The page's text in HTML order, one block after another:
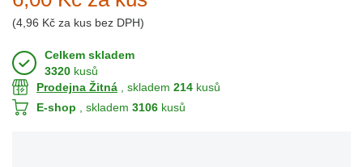
(4,96 Kč za kus bez DPH)
Celkem skladem
3320 kusů
Prodejna Žitná , skladem 214 kusů
E-shop , skladem 3106 kusů